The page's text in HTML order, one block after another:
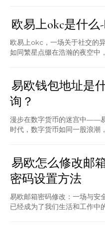
欧易上okc是什么
欧易上okc，一场关于社交的
如同繁星点缀在浩瀚的夜空中
易欧钱包地址是
询？
漫步在数字货币的迷宫中——
时代，数字货币如同一股浪潮
易欧怎么修改邮
密码设置方法
易欧邮箱密码修改：一场与安
已经成为了我们生活和工作中